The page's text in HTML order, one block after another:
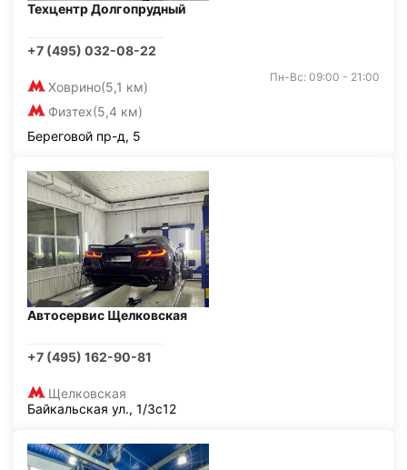
Техцентр Долгопрудный
+7 (495) 032-08-22
Ховрино(5,1 км)
Физтех(5,4 км)
Пн-Вс: 09:00 - 21:00
Береговой пр-д, 5
Автосервис Щелковская
+7 (495) 162-90-81
Щелковская
Байкальская ул., 1/3с12